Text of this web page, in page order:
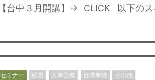
【台中３月開講】→ CLICK 以下の
セミナー 経営 人事労務 台湾事情 その他